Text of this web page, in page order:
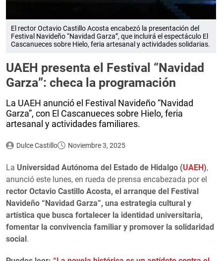
El rector Octavio Castillo Acosta encabezó la presentación del
Festival Navideño “Navidad Garza”, que incluirá el espectáculo El
Cascanueces sobre Hielo, feria artesanal y actividades solidarias.
UAEH presenta el Festival “Navidad
Garza”: checa la programación
La UAEH anunció el Festival Navideño “Navidad
Garza”, con El Cascanueces sobre Hielo, feria
artesanal y actividades familiares.
Dulce Castillo Noviembre 3, 2025
La Universidad Autónoma del Estado de Hidalgo (UAEH),
anunció este lunes, en rueda de prensa encabezada por el
rector Octavio Castillo Acosta, el arranque del Festival
Navideño “Navidad Garza”, una estrategia cultural y
artística que busca fortalecer la identidad universitaria,
fomentar la convivencia familiar y promover la solidaridad
social.